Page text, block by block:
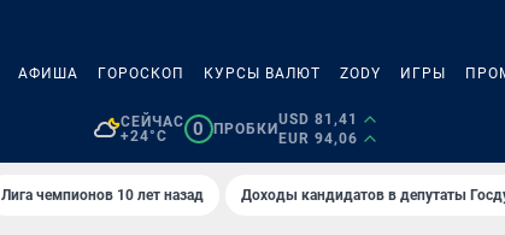
АФИША ГОРОСКОП КУРСЫ ВАЛЮТ ZODY ИГРЫ
СЕЙЧАС
+24°C
0 ПРОБКИ
USD 81,41
EUR 94,06
Лига чемпионов 10 лет назад Доходы кандидатов в депутаты